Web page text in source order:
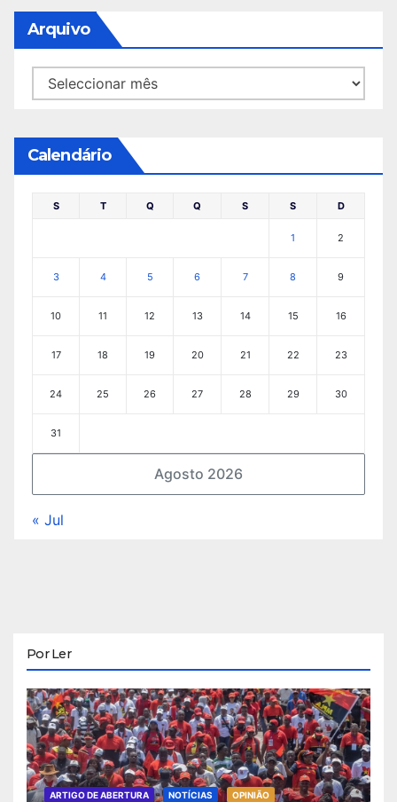
Arquivo
Arquivo
Calendário
Agosto 2026
S T Q Q S S D
1 2
3 4 5 6 7 8 9
10 11 12 13 14 15 16
17 18 19 20 21 22 23
24 25 26 27 28 29 30
31
« Jul
Por Ler
ARTIGO DE ABERTURA NOTÍCIAS OPINIÃO